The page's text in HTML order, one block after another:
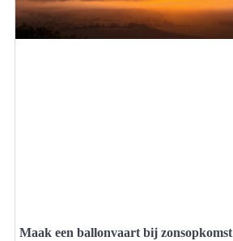
Maak een ballonvaart bij zonsopkomst